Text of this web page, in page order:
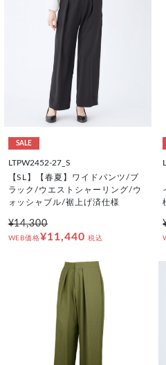
SALE
LTPW2452-27_S
【SL】【春夏】ワイドパンツ/ブ
ラック/ウエストシャーリング/ウ
ォッシャブル/裾上げ済仕様
¥14,300
WEB価格¥11,440 税込